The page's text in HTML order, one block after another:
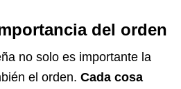
del orden
no solo es importante la
el orden. Cada cosa